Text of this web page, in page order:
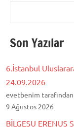
Son Yazılar
6.İstanbul
24.09.2026
evetbenim tarafından
9 Ağustos 2026
BİLGESU ERENUS